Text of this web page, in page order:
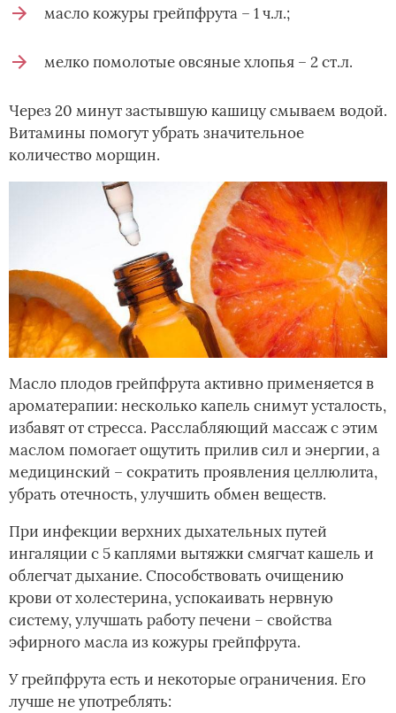
масло кожуры грейпфрута – 1 ч.л.;
мелко помолотые овсяные хлопья – 2 ст.л.
Через 20 минут застывшую кашицу смываем водой.
Витамины помогут убрать значительное
количество морщин.
Масло плодов грейпфрута активно применяется в
ароматерапии: несколько капель снимут усталость,
избавят от стресса. Расслабляющий массаж с этим
маслом помогает ощутить прилив сил и энергии, а
медицинский – сократить проявления целлюлита,
убрать отечность, улучшить обмен веществ.
При инфекции верхних дыхательных путей
ингаляции с 5 каплями вытяжки смягчат кашель и
облегчат дыхание. Способствовать очищению
крови от холестерина, успокаивать нервную
систему, улучшать работу печени – свойства
эфирного масла из кожуры грейпфрута.
У грейпфрута есть и некоторые ограничения. Его
лучше не употреблять: